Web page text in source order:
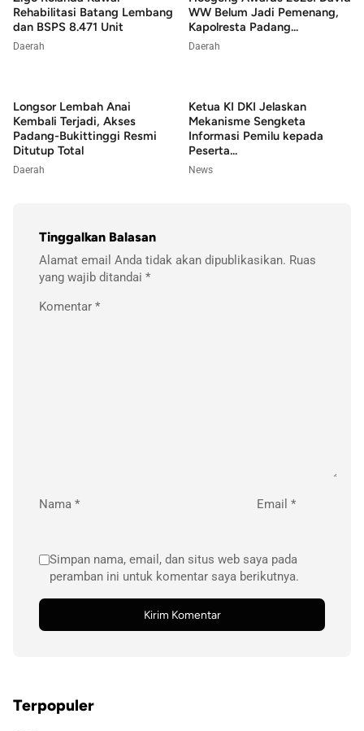
Rehabilitasi Batang Lembang
dan BSPS 8.471 Unit
Daerah
WW Belum Jadi Pemenang,
Kapolresta Padang...
Daerah
Longsor Lembah Anai
Kembali Terjadi, Akses
Padang-Bukittinggi Resmi
Ditutup Total
Daerah
Ketua KI DKI Jelaskan
Mekanisme Sengketa
Informasi Pemilu kepada
Peserta...
News
Tinggalkan Balasan
Alamat email Anda tidak akan dipublikasikan. Ruas
yang wajib ditandai *
Komentar *
Nama * Email *
Simpan nama, email, dan situs web saya pada
peramban ini untuk komentar saya berikutnya.
Terpopuler